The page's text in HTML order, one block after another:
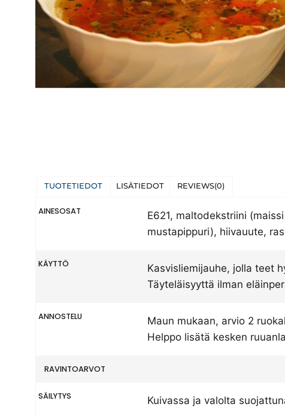
TUOTETIEDOT LISÄTIEDOT REVIEWS(0)
AINESOSAT
E621, maltodekstriini
mustapippuri), hiivauute,
KÄYTTÖ
Kasvisliemijauhe, jolla teet
Täyteläisyyttä ilman
ANNOSTELU
Maun mukaan, arvio 2
Helppo lisätä kesken
RAVINTOARVOT
SÄILYTYS Kuivassa ja valolta